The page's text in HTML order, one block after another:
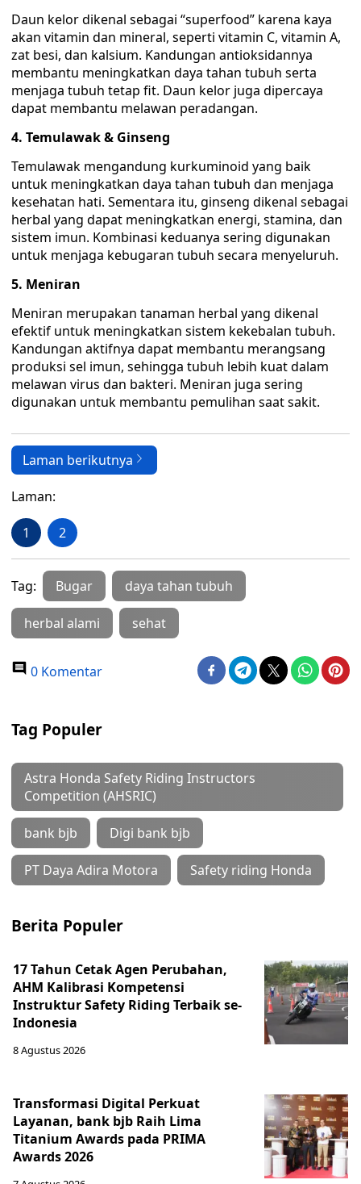
Daun kelor dikenal sebagai “superfood” karena kaya
akan vitamin dan mineral, seperti vitamin C, vitamin A,
zat besi, dan kalsium. Kandungan antioksidannya
membantu meningkatkan daya tahan tubuh serta
menjaga tubuh tetap fit. Daun kelor juga dipercaya
dapat membantu melawan peradangan.
4. Temulawak & Ginseng
Temulawak mengandung kurkuminoid yang baik
untuk meningkatkan daya tahan tubuh dan menjaga
kesehatan hati. Sementara itu, ginseng dikenal sebagai
herbal yang dapat meningkatkan energi, stamina, dan
sistem imun. Kombinasi keduanya sering digunakan
untuk menjaga kebugaran tubuh secara menyeluruh.
5. Meniran
Meniran merupakan tanaman herbal yang dikenal
efektif untuk meningkatkan sistem kekebalan tubuh.
Kandungan aktifnya dapat membantu merangsang
produksi sel imun, sehingga tubuh lebih kuat dalam
melawan virus dan bakteri. Meniran juga sering
digunakan untuk membantu pemulihan saat sakit.
Laman berikutnya
Laman:
1 2
Tag: Bugar daya tahan tubuh
herbal alami sehat
0 Komentar
Tag Populer
Astra Honda Safety Riding Instructors
Competition (AHSRIC)
bank bjb Digi bank bjb
PT Daya Adira Motora Safety riding Honda
Berita Populer
17 Tahun Cetak Agen Perubahan,
AHM Kalibrasi Kompetensi
Instruktur Safety Riding Terbaik se-
Indonesia
8 Agustus 2026
Transformasi Digital Perkuat
Layanan, bank bjb Raih Lima
Titanium Awards pada PRIMA
Awards 2026